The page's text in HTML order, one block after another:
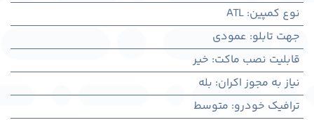
نوع کمپین:
ATL
جهت تابلو: عمودی
قابلیت نصب ماکت: خیر
نیاز به مجوز اکران: بله
ترافیک خودرو: متوسط